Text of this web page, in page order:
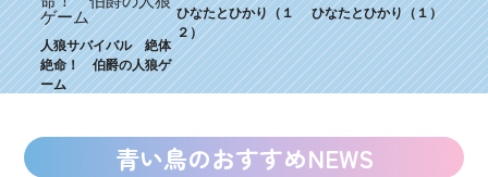
人狼サバイバル 絶体
絶命！ 伯爵の人狼ゲ
ーム
ひなたとひかり（１
２）
ひなたとひかり（１）
青い鳥のおすすめNEWS